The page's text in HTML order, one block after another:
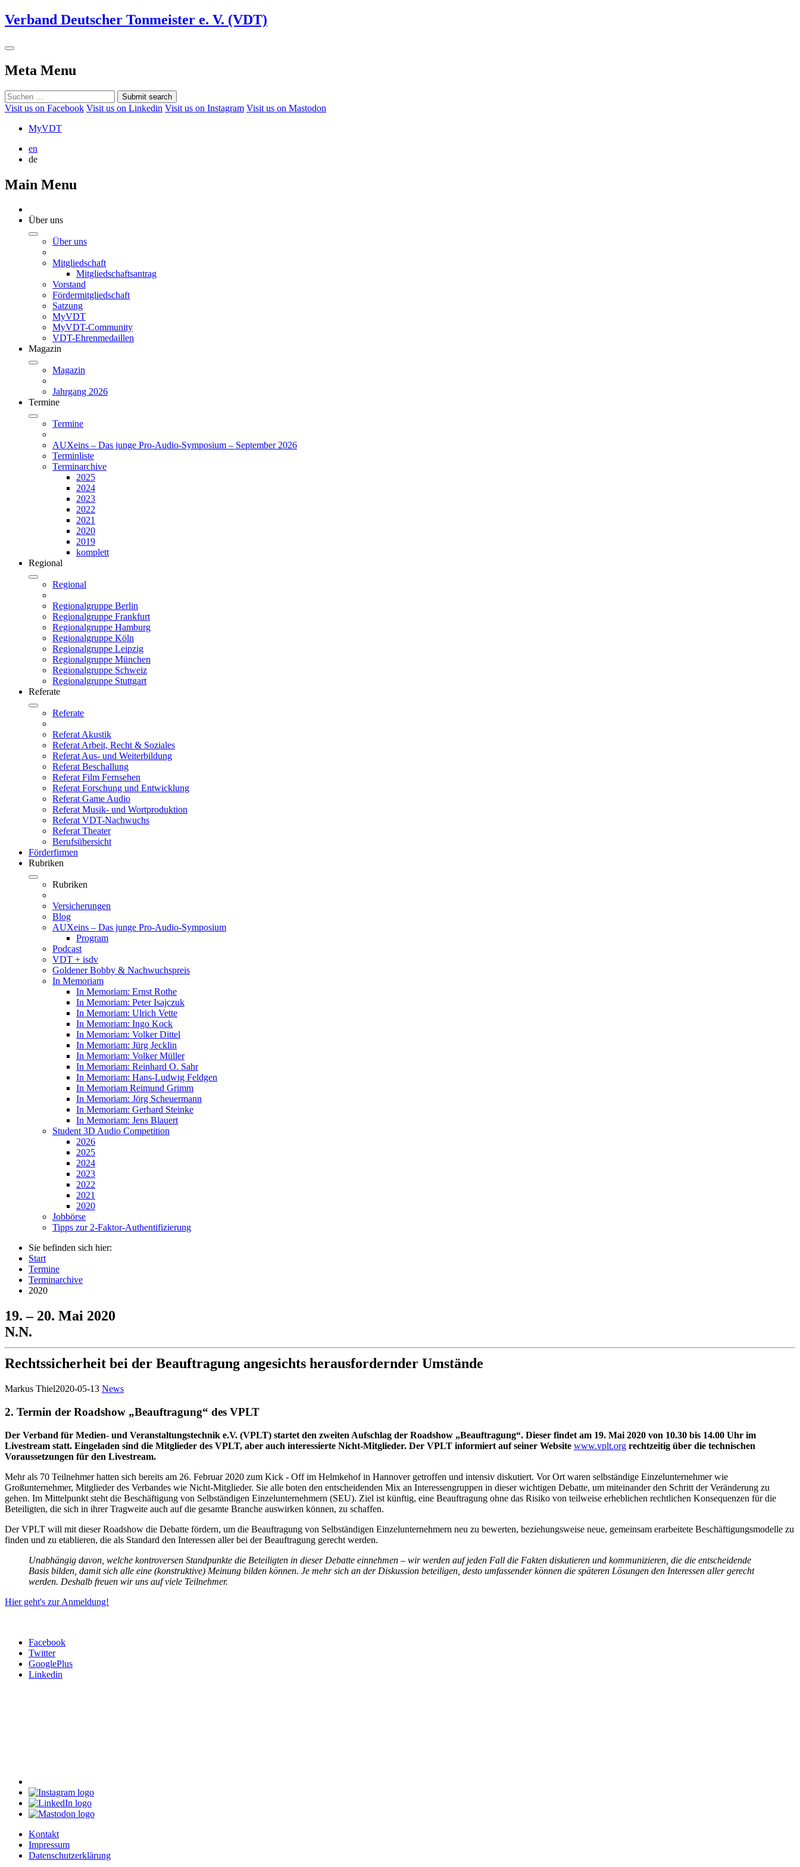
Verband Deutscher Tonmeister e. V. (VDT)
Meta Menu
Submit search
Visit us on Facebook Visit us on Linkedin Visit us on Instagram Visit us on Mastodon
MyVDT
en
de
Main Menu
Über uns
Über uns
Mitgliedschaft
Mitgliedschaftsantrag
Vorstand
Fördermitgliedschaft
Satzung
MyVDT
MyVDT-Community
VDT-Ehrenmedaillen
Magazin
Magazin
Jahrgang 2026
Termine
Termine
AUXeins – Das junge Pro-Audio-Symposium – September 2026
Terminliste
Terminarchive
2025
2024
2023
2022
2021
2020
2019
komplett
Regional
Regional
Regionalgruppe Berlin
Regionalgruppe Frankfurt
Regionalgruppe Hamburg
Regionalgruppe Köln
Regionalgruppe Leipzig
Regionalgruppe München
Regionalgruppe Schweiz
Regionalgruppe Stuttgart
Referate
Referate
Referat Akustik
Referat Arbeit, Recht & Soziales
Referat Aus- und Weiterbildung
Referat Beschallung
Referat Film Fernsehen
Referat Forschung und Entwicklung
Referat Game Audio
Referat Musik- und Wortproduktion
Referat VDT-Nachwuchs
Referat Theater
Berufsübersicht
Förderfirmen
Rubriken
Rubriken
Versicherungen
Blog
AUXeins – Das junge Pro-Audio-Symposium
Program
Podcast
VDT + isdv
Goldener Bobby & Nachwuchspreis
In Memoriam
In Memoriam: Ernst Rothe
In Memoriam: Peter Isajczuk
In Memoriam: Ulrich Vette
In Memoriam: Ingo Kock
In Memoriam: Volker Dittel
In Memoriam: Jürg Jecklin
In Memoriam: Volker Müller
In Memoriam: Reinhard O. Sahr
In Memoriam: Hans-Ludwig Feldgen
In Memoriam Reimund Grimm
In Memoriam: Jörg Scheuermann
In Memoriam: Gerhard Steinke
In Memoriam: Jens Blauert
Student 3D Audio Competition
2026
2025
2024
2023
2022
2021
2020
Jobbörse
Tipps zur 2-Faktor-Authentifizierung
Sie befinden sich hier:
Start
Termine
Terminarchive
2020
19. – 20. Mai 2020
N.N.
Rechtssicherheit bei der Beauftragung angesichts herausfordernder Umstände
Markus Thiel2020-05-13 News
2. Termin der Roadshow „Beauftragung“ des VPLT
Der Verband für Medien- und Veranstaltungstechnik e.V. (VPLT) startet den zweiten Aufschlag der Roadshow „Beauftragung“. Dieser findet am 19. Mai 2020 von 10.30 bis 14.00 Uhr im
Livestream statt. Eingeladen sind die Mitglieder des VPLT, aber auch interessierte Nicht-Mitglieder. Der VPLT informiert auf seiner Website www.vplt.org rechtzeitig über die technischen
Voraussetzungen für den Livestream.
Mehr als 70 Teilnehmer hatten sich bereits am 26. Februar 2020 zum Kick - Off im Helmkehof in Hannover getroffen und intensiv diskutiert. Vor Ort waren selbständige Einzelunternehmer wie
Großunternehmer, Mitglieder des Verbandes wie Nicht-Mitglieder. Sie alle boten den entscheidenden Mix an Interessengruppen in dieser wichtigen Debatte, um miteinander den Schritt der Veränderung zu
gehen. Im Mittelpunkt steht die Beschäftigung von Selbständigen Einzelunternehmern (SEU). Ziel ist künftig, eine Beauftragung ohne das Risiko von teilweise erheblichen rechtlichen Konsequenzen für die
Beteiligten, die sich in ihrer Tragweite auch auf die gesamte Branche auswirken können, zu schaffen.
Der VPLT will mit dieser Roadshow die Debatte fördern, um die Beauftragung von Selbständigen Einzelunternehmern neu zu bewerten, beziehungsweise neue, gemeinsam erarbeitete Beschäftigungsmodelle zu
finden und zu etablieren, die als Standard den Interessen aller bei der Beauftragung gerecht werden.
Unabhängig davon, welche kontroversen Standpunkte die Beteiligten in dieser Debatte einnehmen – wir werden auf jeden Fall die Fakten diskutieren und kommunizieren, die die entscheidende
Basis bilden, damit sich alle eine (konstruktive) Meinung bilden können. Je mehr sich an der Diskussion beteiligen, desto umfassender können die späteren Lösungen den Interessen aller gerecht
werden. Deshalb freuen wir uns auf viele Teilnehmer.
Hier geht's zur Anmeldung!
Facebook
Twitter
GooglePlus
Linkedin
Kontakt
Impressum
Datenschutzerklärung